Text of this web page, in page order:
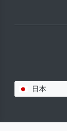
日本